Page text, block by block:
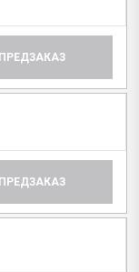
ПРЕДЗАКАЗ
ПРЕДЗАКАЗ